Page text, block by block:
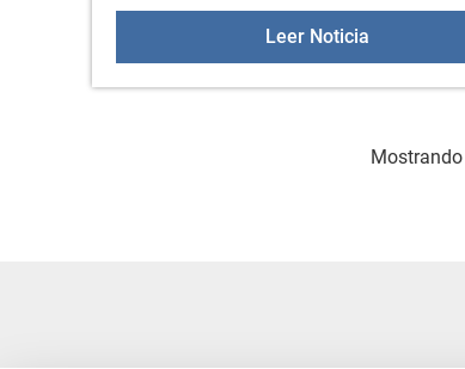
Leer Noticia